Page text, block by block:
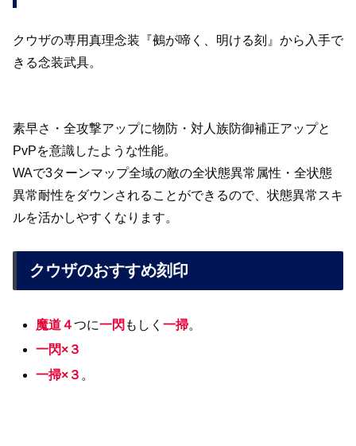
クウザの専用真理念装『鵺が啼く、明ける刻』から入手で
きる念装武具。
素早さ・全攻撃アップに物防・対人族防御補正アップと
PvPを意識したような性能。
WAで3ターンマップ全域の敵の全状態異常属性・全状態
異常耐性をダウンされることができるので、状態異常スキ
ルを活かしやすくなります。
クウザのおすすめ刻印
魔道４つに一閃 もしく一掃。
一閃×３
一掃×３ 。